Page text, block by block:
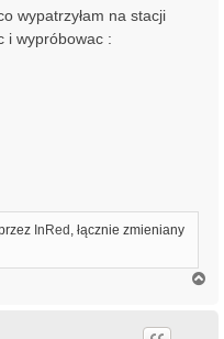
wypatrzyłam na stacji
i wypróbowac :
InRed , łącznie zmieniany